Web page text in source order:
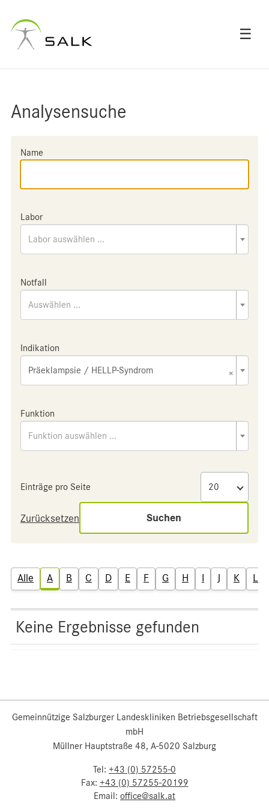
☰
Analysensuche
Name
Labor
Labor auswählen ...
Notfall
Auswählen ...
Indikation
×
Präeklampsie / HELLP-Syndrom
Funktion
Funktion auswählen ...
Einträge pro Seite
Zurücksetzen Suchen
Alle A B C D E F G H I J K L
Keine Ergebnisse gefunden
Gemeinnützige Salzburger Landeskliniken Betriebsgesellschaft
mbH
Müllner Hauptstraße 48, A-5020 Salzburg
Tel: +43 (0) 57255-0
Fax: +43 (0) 57255-20199
Email: office@salk.at